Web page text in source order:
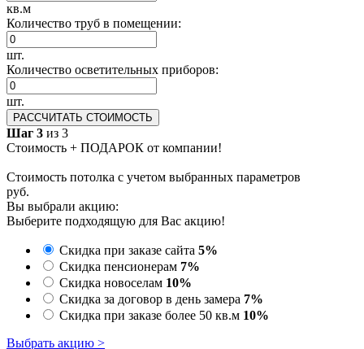
кв.м
Количество труб в помещении:
шт.
Количество осветительных приборов:
шт.
РАССЧИТАТЬ СТОИМОСТЬ
Шаг 3 из 3
Стоимость + ПОДАРОК от компании!
Стоимость потолка с учетом выбранных параметров
руб.
Вы выбрали акцию:
Выберите подходящую для Вас акцию!
Скидка при заказе сайта 5%
Скидка пенсионерам 7%
Скидка новоселам 10%
Скидка за договор в день замера 7%
Скидка при заказе более 50 кв.м 10%
Выбрать акцию >